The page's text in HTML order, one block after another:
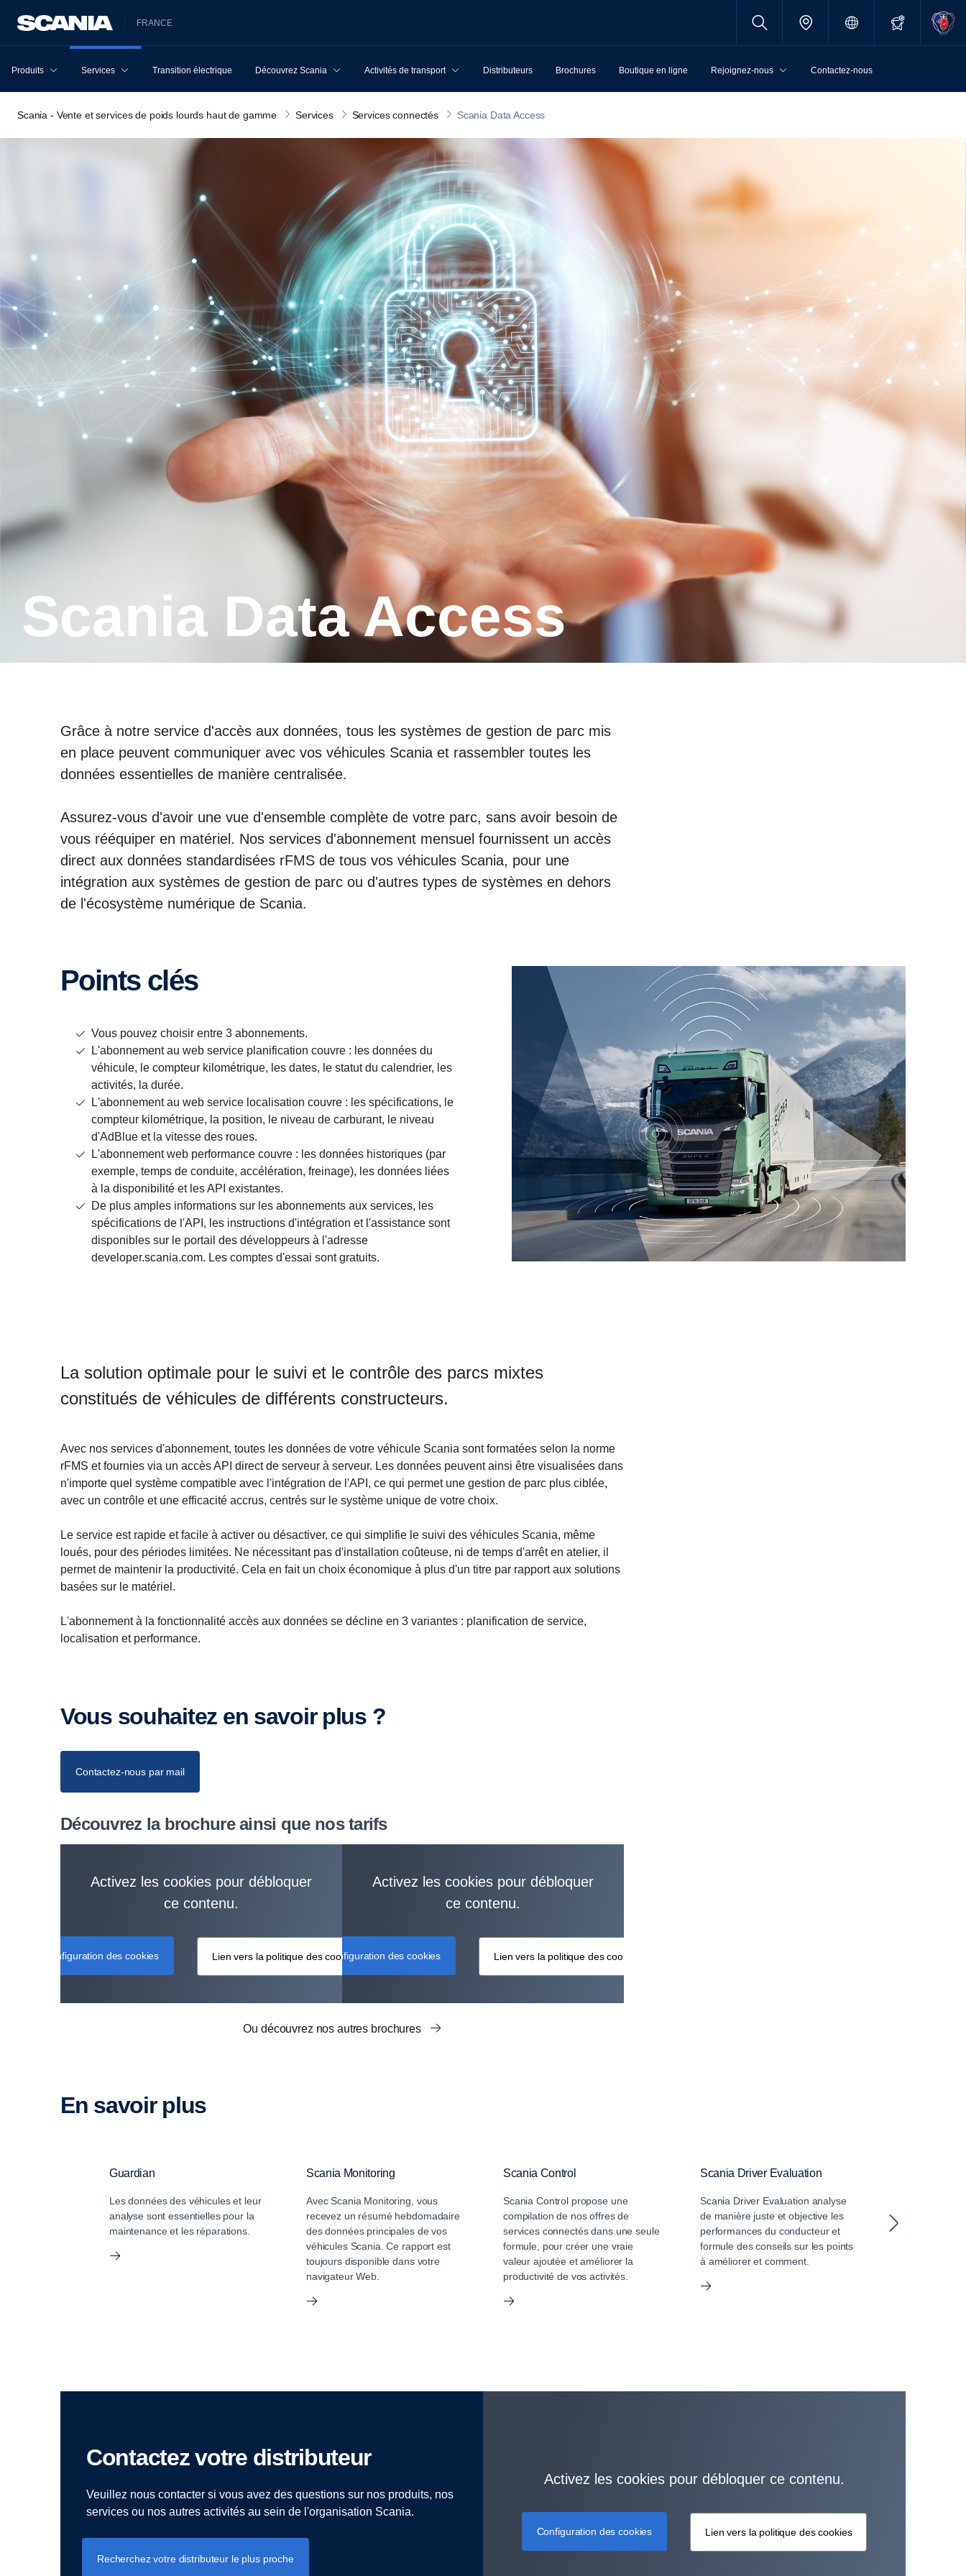
FRANCE
Produits Services Transition électrique Découvrez Scania Activités de transport Distributeurs Brochures Boutique en ligne Rejoignez-nous Contactez-nous
Scania - Vente et services de poids lourds haut de gamme Services Services connectés Scania Data Access
Scania Data Access
Grâce à notre service d'accès aux données, tous les systèmes de gestion de parc mis
en place peuvent communiquer avec vos véhicules Scania et rassembler toutes les
données essentielles de manière centralisée.
Assurez-vous d'avoir une vue d'ensemble complète de votre parc, sans avoir besoin de
vous rééquiper en matériel. Nos services d'abonnement mensuel fournissent un accès
direct aux données standardisées rFMS de tous vos véhicules Scania, pour une
intégration aux systèmes de gestion de parc ou d'autres types de systèmes en dehors
de l'écosystème numérique de Scania.
Points clés
Vous pouvez choisir entre 3 abonnements.
L'abonnement au web service planification couvre : les données du
véhicule, le compteur kilométrique, les dates, le statut du calendrier, les
activités, la durée.
L'abonnement au web service localisation couvre : les spécifications, le
compteur kilométrique, la position, le niveau de carburant, le niveau
d'AdBlue et la vitesse des roues.
L'abonnement web performance couvre : les données historiques (par
exemple, temps de conduite, accélération, freinage), les données liées
à la disponibilité et les API existantes.
De plus amples informations sur les abonnements aux services, les
spécifications de l'API, les instructions d'intégration et l'assistance sont
disponibles sur le portail des développeurs à l'adresse
developer.scania.com. Les comptes d'essai sont gratuits.
La solution optimale pour le suivi et le contrôle des parcs mixtes
constitués de véhicules de différents constructeurs.
Avec nos services d'abonnement, toutes les données de votre véhicule Scania sont formatées selon la norme
rFMS et fournies via un accès API direct de serveur à serveur. Les données peuvent ainsi être visualisées dans
n'importe quel système compatible avec l'intégration de l'API, ce qui permet une gestion de parc plus ciblée,
avec un contrôle et une efficacité accrus, centrés sur le système unique de votre choix.
Le service est rapide et facile à activer ou désactiver, ce qui simplifie le suivi des véhicules Scania, même
loués, pour des périodes limitées. Ne nécessitant pas d'installation coûteuse, ni de temps d'arrêt en atelier, il
permet de maintenir la productivité. Cela en fait un choix économique à plus d'un titre par rapport aux solutions
basées sur le matériel.
L'abonnement à la fonctionnalité accès aux données se décline en 3 variantes : planification de service,
localisation et performance.
Vous souhaitez en savoir plus ?
Contactez-nous par mail
Découvrez la brochure ainsi que nos tarifs
Activez les cookies pour débloquer
ce contenu.
Configuration des cookies Lien vers la politique des cookies
Activez les cookies pour débloquer
ce contenu.
Configuration des cookies Lien vers la politique des cookies
Ou découvrez nos autres brochures
En savoir plus
Guardian
Les données des véhicules et leur
analyse sont essentielles pour la
maintenance et les réparations.
Scania Monitoring
Avec Scania Monitoring, vous
recevez un résumé hebdomadaire
des données principales de vos
véhicules Scania. Ce rapport est
toujours disponible dans votre
navigateur Web.
Scania Control
Scania Control propose une
compilation de nos offres de
services connectés dans une seule
formule, pour créer une vraie
valeur ajoutée et améliorer la
productivité de vos activités.
Scania Driver Evaluation
Scania Driver Evaluation analyse
de manière juste et objective les
performances du conducteur et
formule des conseils sur les points
à améliorer et comment.
Contactez votre distributeur
Veuillez nous contacter si vous avez des questions sur nos produits, nos
services ou nos autres activités au sein de l'organisation Scania.
Recherchez votre distributeur le plus proche
Activez les cookies pour débloquer ce contenu.
Configuration des cookies Lien vers la politique des cookies